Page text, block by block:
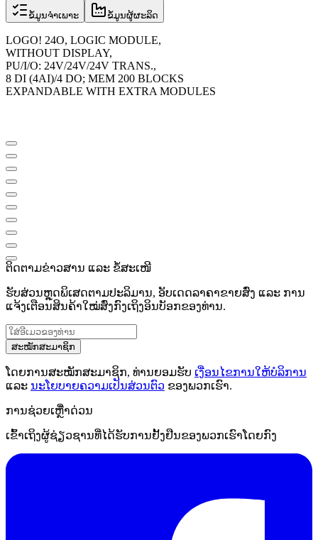
ຂໍ້ມູນຈຳເພາະ ຂໍ້ມູນຜູ້ຜະລິດ
LOGO! 24O, LOGIC MODULE,
WITHOUT DISPLAY,
PU/I/O: 24V/24V/24V TRANS.,
8 DI (4AI)/4 DO; MEM 200 BLOCKS
EXPANDABLE WITH EXTRA MODULES
ຕິດຕາມຂ່າວສານ ແລະ ຂໍ້ສະເໜີ
ຮັບສ່ວນຫຼຸດພິເສດຕາມປະລິມານ, ອັບເດດລາຄາຂາຍສົ່ງ ແລະ ການ
ແຈ້ງເຕືອນສິນຄ້າໃໝ່ສົ່ງກົງເຖິງອິນບັອກຂອງທ່ານ.
ສະໝັກສະມາຊິກ
ໂດຍການສະໝັກສະມາຊິກ, ທ່ານຍອມຮັບ ເງື່ອນໄຂການໃຫ້ບໍລິການ
ແລະ ນະໂຍບາຍຄວາມເປັນສ່ວນຕົວ ຂອງພວກເຮົາ.
ການຊ່ວຍເຫຼືໍາດ່ວນ
ເຂົ້າເຖິງຜູ້ຊ່ຽວຊານທີ່ໄດ້ຮັບການຢັ້ງຢືນຂອງພວກເຮົາໂດຍກົງ